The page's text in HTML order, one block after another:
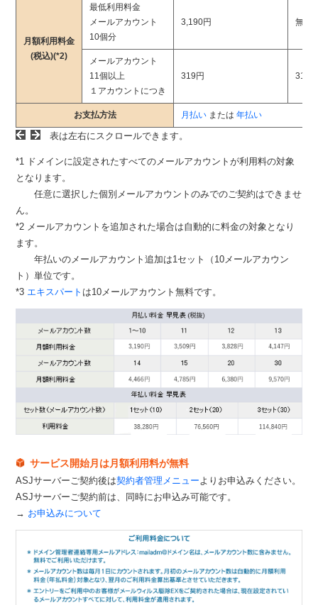
月額利用料金
(税込)(*2)
最低利用料金
メールアカウント
10個分
3,190円 無料
メールアカウント
11個以上
１アカウントにつき
319円 319
お支払方法 月払い または年払い
表は左右にスクロールできます。
*1 ドメインに設定されたすべてのメールアカウントが利用料の対象
となります。
任意に選択した個別メールアカウントのみでのご契約はできませ
ん。
*2 メールアカウントを追加された場合は自動的に料金の対象となり
ます。
年払いのメールアカウント追加は1セット（10メールアカウン
ト）単位です。
*3 エキスパート は10メールアカウント無料です。
サービス開始月は月額利用料が無料
ASJサーバーご契約後は契約者管理メニュー よりお申込みください。
ASJサーバーご契約前は、同時にお申込み可能です。
→ お申込みについて